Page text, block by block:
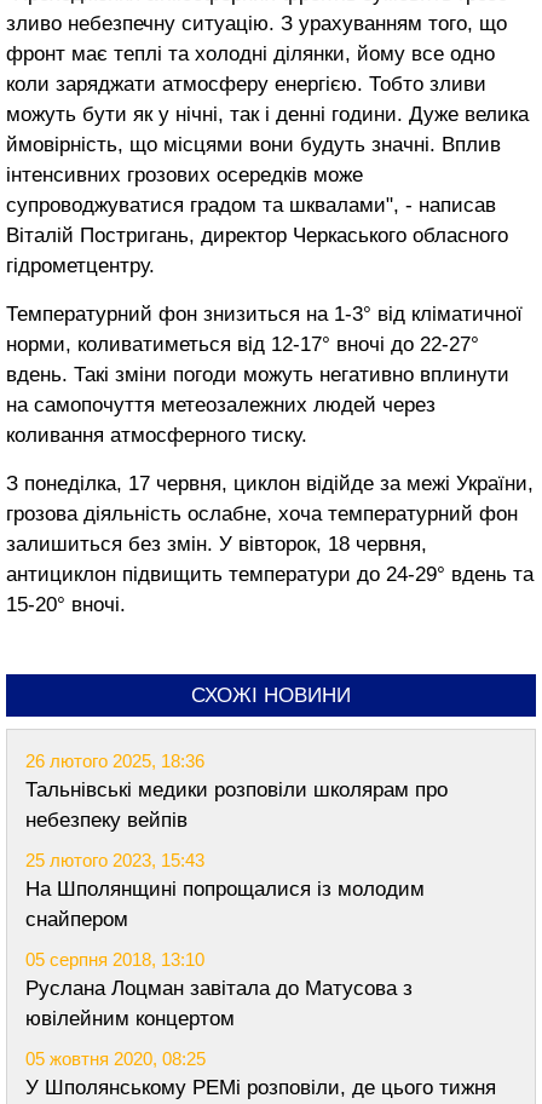
зливо небезпечну ситуацію. З урахуванням того, що
фронт має теплі та холодні ділянки, йому все одно
коли заряджати атмосферу енергією. Тобто зливи
можуть бути як у нічні, так і денні години. Дуже велика
ймовірність, що місцями вони будуть значні. Вплив
інтенсивних грозових осередків може
супроводжуватися градом та шквалами", - написав
Віталій Постригань, директор Черкаського обласного
гідрометцентру.
Температурний фон знизиться на 1-3° від кліматичної
норми, коливатиметься від 12-17° вночі до 22-27°
вдень. Такі зміни погоди можуть негативно вплинути
на самопочуття метеозалежних людей через
коливання атмосферного тиску.
З понеділка, 17 червня, циклон відійде за межі України,
грозова діяльність ослабне, хоча температурний фон
залишиться без змін. У вівторок, 18 червня,
антициклон підвищить температури до 24-29° вдень та
15-20° вночі.
СХОЖІ НОВИНИ
26 лютого 2025, 18:36
Тальнівські медики розповіли школярам про
небезпеку вейпів
25 лютого 2023, 15:43
На Шполянщині попрощалися із молодим
снайпером
05 серпня 2018, 13:10
Руслана Лоцман завітала до Матусова з
ювілейним концертом
05 жовтня 2020, 08:25
У Шполянському РЕМі розповіли, де цього тижня